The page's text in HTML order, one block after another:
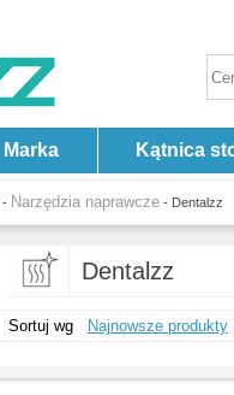
Marka Kątnica
- Narzędzia naprawcze - Dentalzz
Dentalzz
Sortuj wg Najnowsze produkty